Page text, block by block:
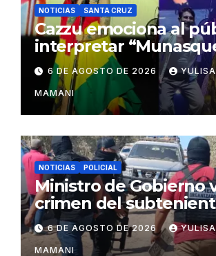
NOTICIAS SANTA CRUZ
Cazzu emociona al
interpretar
en su concierto en
Cruz
6 DE AGOSTO DE 2026
MAMANI
NOTICIAS POLICIAL
Ministro de Gobierno
crimen del
Salazar con la red de
Sebastián Marset
6 DE AGOSTO DE 2026
MAMANI